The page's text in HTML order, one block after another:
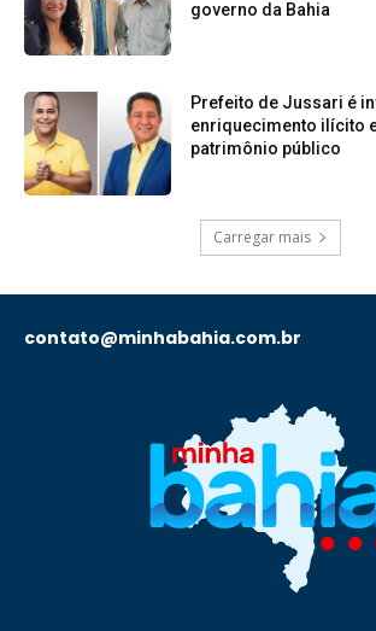
governo da Bahia
Prefeito de Jussari é
enriquecimento ilícito
patrimônio público
Carregar mais
contato@minhabahia.com.br